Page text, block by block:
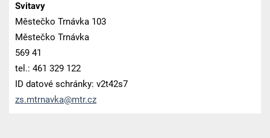
Svitavy
Městečko Trnávka 103
Městečko Trnávka
569 41
tel.: 461 329 122
ID datové schránky: v2t42s7
zs.mtrnavka@mtr.cz